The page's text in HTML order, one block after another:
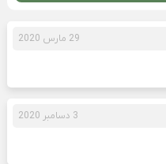
29 مارس 2020
3 دسامبر 2020